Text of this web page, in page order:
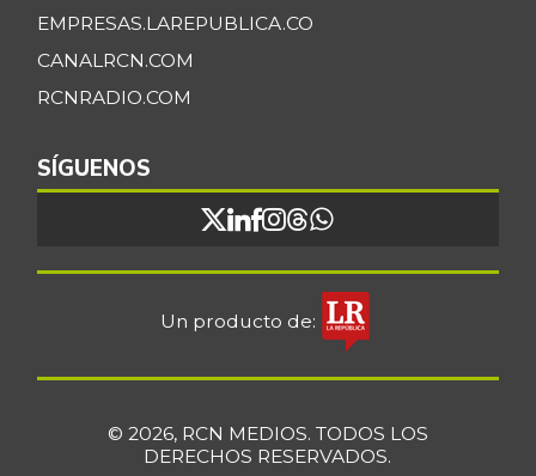
EMPRESAS.LAREPUBLICA.CO
CANALRCN.COM
RCNRADIO.COM
SÍGUENOS
Un producto de:
© 2026, RCN MEDIOS. TODOS LOS
DERECHOS RESERVADOS.